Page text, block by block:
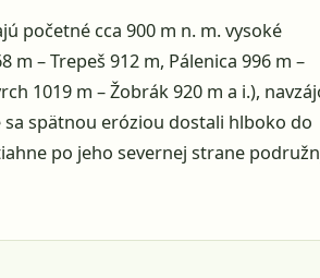
početné cca 900 m n. m. vysoké
m – Trepeš 912 m, Pálenica 996 m –
1019 m – Žobrák 920 m a i.),
spätnou eróziou dostali hlboko do
po jeho severnej strane